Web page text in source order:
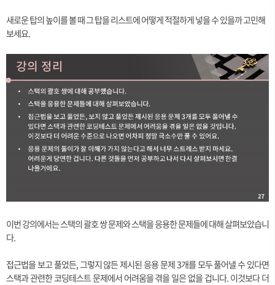
새로운 탑의 높이를 볼 때 그 탑을 리스트에 어떻게 적절하게 넣을 수 있을까 고민해
보세요.
이번 강의에서는 스택의 괄호 쌍 문제와 스택을 응용한 문제들에 대해 살펴보았습니
다.
접근법을 보고 풀었든, 그렇지 않든 제시된 응용 문제 3개를 모두 풀어낼 수 있다면
스택과 관련한 코딩테스트 문제에서 어려움을 겪을 일은 없을 겁니다. 이것보다 더